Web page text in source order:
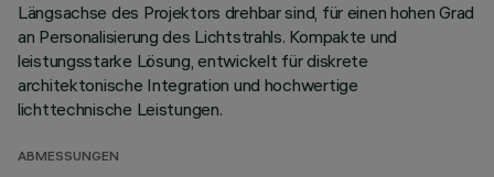
Längsachse des Projektors drehbar sind, für einen hohen Grad
an Personalisierung des Lichtstrahls. Kompakte und
leistungsstarke Lösung, entwickelt für diskrete
architektonische Integration und hochwertige
lichttechnische Leistungen.
ABMESSUNGEN